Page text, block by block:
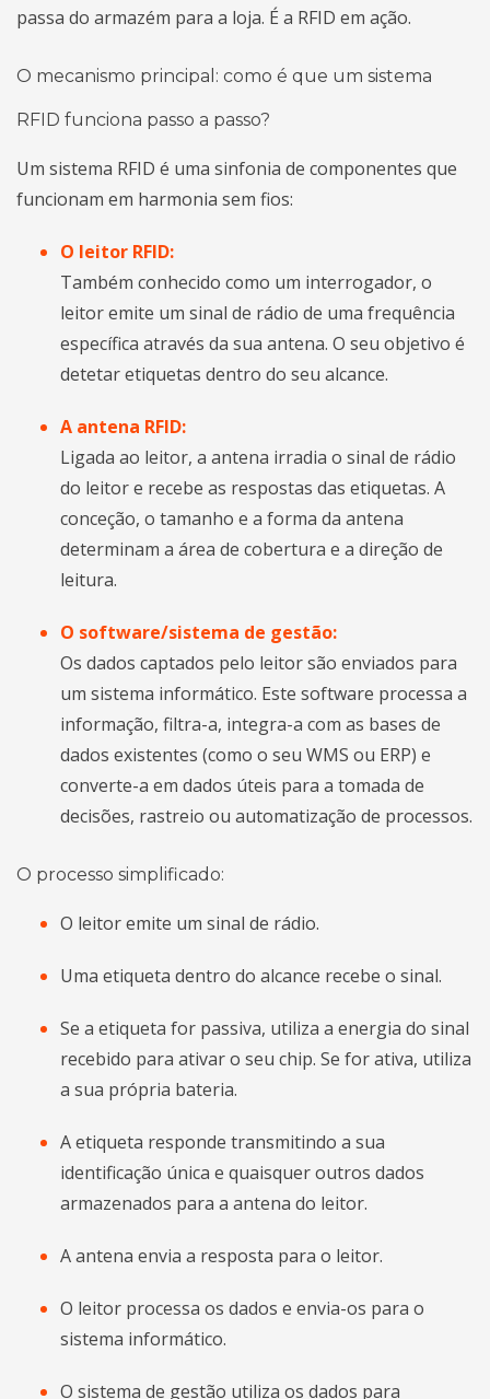
passa do armazém para a loja. É a RFID em ação.
O mecanismo principal: como é que um sistema
RFID funciona passo a passo?
Um sistema RFID é uma sinfonia de componentes que
funcionam em harmonia sem fios:
O leitor RFID:
Também conhecido como um interrogador, o
leitor emite um sinal de rádio de uma frequência
específica através da sua antena. O seu objetivo é
detetar etiquetas dentro do seu alcance.
A antena RFID:
Ligada ao leitor, a antena irradia o sinal de rádio
do leitor e recebe as respostas das etiquetas. A
conceção, o tamanho e a forma da antena
determinam a área de cobertura e a direção de
leitura.
O software/sistema de gestão:
Os dados captados pelo leitor são enviados para
um sistema informático. Este software processa a
informação, filtra-a, integra-a com as bases de
dados existentes (como o seu WMS ou ERP) e
converte-a em dados úteis para a tomada de
decisões, rastreio ou automatização de processos.
O processo simplificado:
O leitor emite um sinal de rádio.
Uma etiqueta dentro do alcance recebe o sinal.
Se a etiqueta for passiva, utiliza a energia do sinal
recebido para ativar o seu chip. Se for ativa, utiliza
a sua própria bateria.
A etiqueta responde transmitindo a sua
identificação única e quaisquer outros dados
armazenados para a antena do leitor.
A antena envia a resposta para o leitor.
O leitor processa os dados e envia-os para o
sistema informático.
O sistema de gestão utiliza os dados para